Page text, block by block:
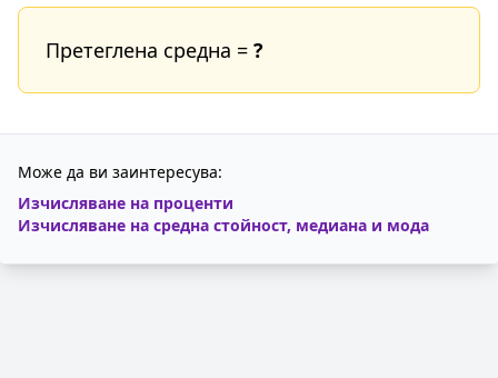
Претеглена средна = ?
Може да ви заинтересува:
Изчисляване на проценти
Изчисляване на средна стойност, медиана и мода